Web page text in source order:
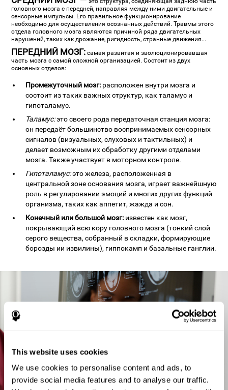
This website uses cookies
We use cookies to personalise content and ads, to
provide social media features and to analyse our traffic.
головного мозга с передней, направляя между ними двигательные и
сенсорные импульсы. Его правильное функционирование
необходимо для осуществления осознанных действий. Травмы этого
отдела головного мозга являются причиной ряда двигательных
нарушений, таких как дрожание, ригидность, странные движения...
ПЕРЕДНИЙ МОЗГ: самая развитая и эволюционировавшая
часть мозга с самой сложной организацией. Состоит из двух
основных отделов:
Промежуточный мозг: расположен внутри мозга и
состоит из таких важных структур, как таламус и
гипоталамус.
Таламус:это своего рода передаточная станция мозга:
он передаёт большинство воспринимаемых сенсорных
сигналов (визуальных, слуховых и тактильных) и
делает возможным их обработку другими отделами
мозга. Также участвует в моторном контроле.
Гипоталамус:это железа, расположенная в
центральной зоне основания мозга, играет важнейшную
роль в регулировании эмоций и многих других функций
организма, таких как аппетит, жажда и сон.
Конечный или большой мозг: известен как мозг,
покрывающий всю кору головного мозга (тонкий слой
серого вещества, собранный в складки, формирующие
борозды ии извилины), гиппокамп и базальные ганглии.